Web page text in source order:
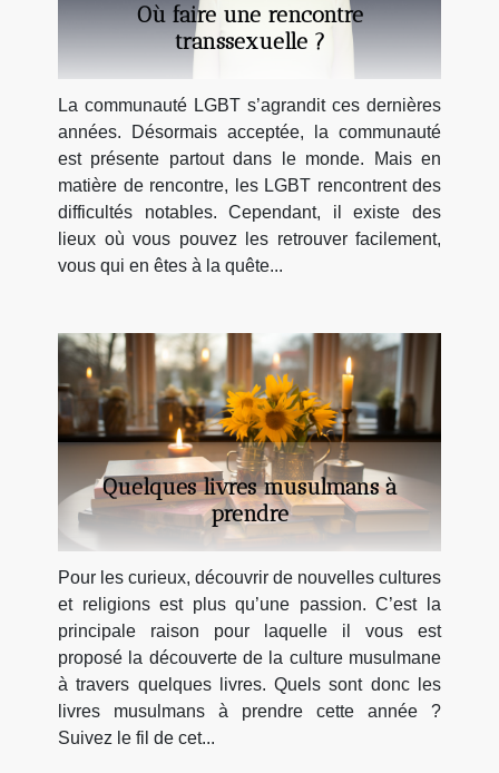
Où faire une rencontre
transsexuelle ?
La communauté LGBT s’agrandit ces dernières
années. Désormais acceptée, la communauté
est présente partout dans le monde. Mais en
matière de rencontre, les LGBT rencontrent des
difficultés notables. Cependant, il existe des
lieux où vous pouvez les retrouver facilement,
vous qui en êtes à la quête...
Quelques livres musulmans à
prendre
Pour les curieux, découvrir de nouvelles cultures
et religions est plus qu’une passion. C’est la
principale raison pour laquelle il vous est
proposé la découverte de la culture musulmane
à travers quelques livres. Quels sont donc les
livres musulmans à prendre cette année ?
Suivez le fil de cet...